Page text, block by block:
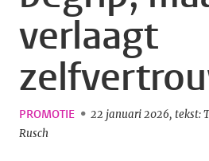
verlaagt
PROMOTIE 22 januari 2026 tekst:
Rusch